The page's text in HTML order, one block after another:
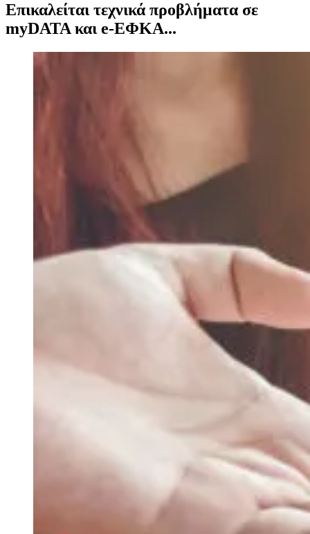
Επικαλείται τεχνικά προβλήματα σε
myDATA και e-ΕΦΚΑ...